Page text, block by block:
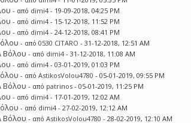
- από dimi4 - 19-09-2018, 04:25 PM
- από dimi4 - 15-12-2018, 11:52 PM
- από dimi4 - 24-12-2018, 08:41 PM
- από0530 CITARO - 31-12-2018, 12:51 AM
Βόλου - από dimi4 - 31-12-2018, 11:08 AM
- από dimi4 - 03-01-2019, 01:03 PM
- απόAstikosVolou4780 - 05-01-2019, 09:55 PM
Βόλου - από patrinos - 05-01-2019, 11:25 PM
- από dimi4 - 17-01-2019, 12:02 AM
- από dimi4 - 27-02-2019, 12:12 AM
Βόλου - απόAstikosVolou4780 - 28-02-2019, 12:10 AM